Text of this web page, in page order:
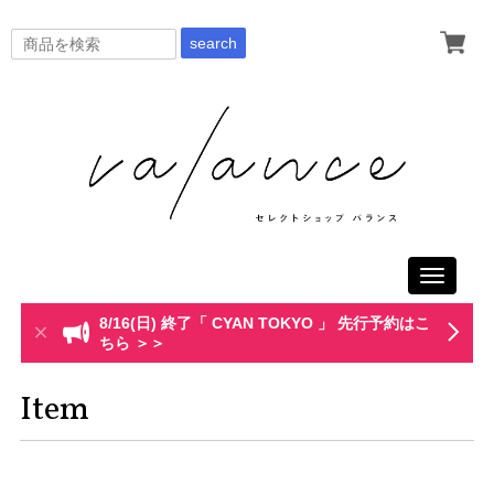
search
Toggle
8/16(日) 終了「 CYAN TOKYO 」 先行予約はこ
ちら ＞＞
Item